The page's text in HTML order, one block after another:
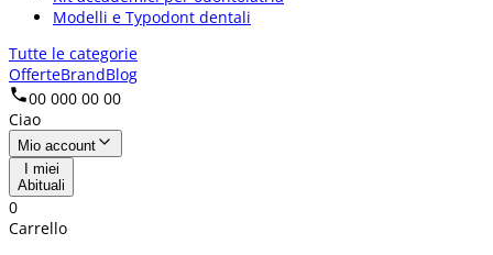
Modelli e Typodont dentali
Tutte le categorie
OfferteBrandBlog
00 000 00 00
Ciao
Mio account
I miei
Abituali
0
Carrello